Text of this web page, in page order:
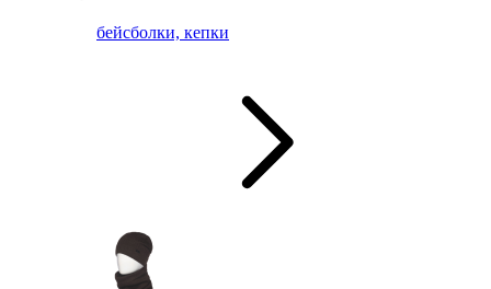
бейсболки, кепки